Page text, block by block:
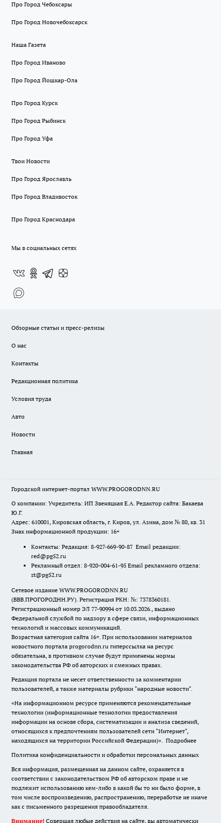
Про Город Чебоксары
Про Город Новочебоксарск
Наша Газета
Про Город Иваново
Про Город Йошкар-Ола
Про Город Курск
Про Город Рыбинск
Про Город Уфа
Твои Новости
Про Город Ярославль
Про Город Владивосток
Про Город Краснодара
Мы в социальных сетях
Обзорные статьи и пресс-релизы
О нас
Контакты
Редакционная политика
Условия труда
Авто
Новости
Главная
Городской интернет-портал WWW.PROGORODNN.RU
О компании: Учредитель: ИП Звеняцкая Е.А. Редактор сайта: Бакаева
Ю.Г.
Адрес: 610001, Кировская область, г. Киров, ул. Азина, дом № 80, кв. 31
Знак информационной продукции: 16+
Контакты: Редакция: 8-927-669-90-87 Email редакции:
red@pg52.ru
Рекламный отдел: 8-920-004-61-95 Email рекламного отдела:
st@pg52.ru
Сетевое издание WWW.PROGORODNN.RU
(ВВВ.ПРОГОРОДНН.РУ). Регистрация РКН: №: 7378360181.
Регистрационный номер ЭЛ 77-90994 от 10.03.2026., выдано
Федеральной службой по надзору в сфере связи, информационных
технологий и массовых коммуникаций.
Возрастная категория сайта 16+. При использовании материалов
новостного портала progorodnn.ru гиперссылка на ресурс
обязательна, в противном случае будут применены нормы
законодательства РФ об авторских и смежных правах.
Редакция портала не несет ответственности за комментарии
пользователей, а также материалы рубрики "народные новости".
«На информационном ресурсе применяются рекомендательные
технологии (информационные технологии предоставления
информации на основе сбора, систематизации и анализа сведений,
относящихся к предпочтениям пользователей сети "Интернет",
находящихся на территории Российской Федерации)». Подробнее
Политика конфиденциальности и обработки персональных данных
Вся информация, размещенная на данном сайте, охраняется в
соответствии с законодательством РФ об авторском праве и не
подлежит использованию кем-либо в какой бы то ни было форме, в
том числе воспроизведению, распространению, переработке не иначе
как с письменного разрешения правообладателя.
Внимание! Совершая любые действия на сайте, вы автоматически